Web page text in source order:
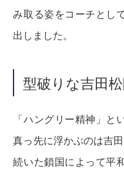
み取る姿をコーチとし
出しました。
型破りな吉田
「ハングリー精神」
真っ先に浮かぶのは吉
続いた鎖国によって平